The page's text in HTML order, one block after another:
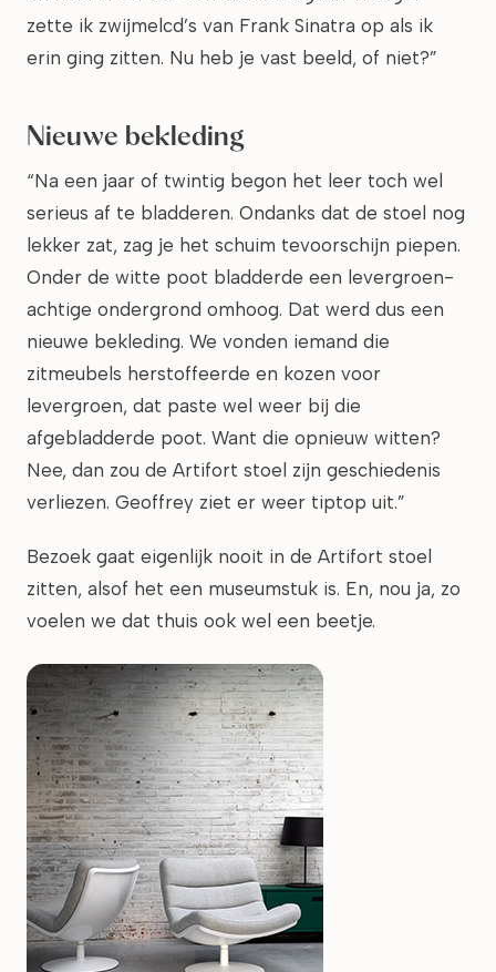
zette ik zwijmelcd’s van Frank Sinatra op als ik
erin ging zitten. Nu heb je vast beeld, of niet?”
Nieuwe bekleding
“Na een jaar of twintig begon het leer toch wel
serieus af te bladderen. Ondanks dat de stoel nog
lekker zat, zag je het schuim tevoorschijn piepen.
Onder de witte poot bladderde een levergroen-
achtige ondergrond omhoog. Dat werd dus een
nieuwe bekleding. We vonden iemand die
zitmeubels herstoffeerde en kozen voor
levergroen, dat paste wel weer bij die
afgebladderde poot. Want die opnieuw witten?
Nee, dan zou de Artifort stoel zijn geschiedenis
verliezen. Geoffrey ziet er weer tiptop uit.”
Bezoek gaat eigenlijk nooit in de Artifort stoel
zitten, alsof het een museumstuk is. En, nou ja, zo
voelen we dat thuis ook wel een beetje.